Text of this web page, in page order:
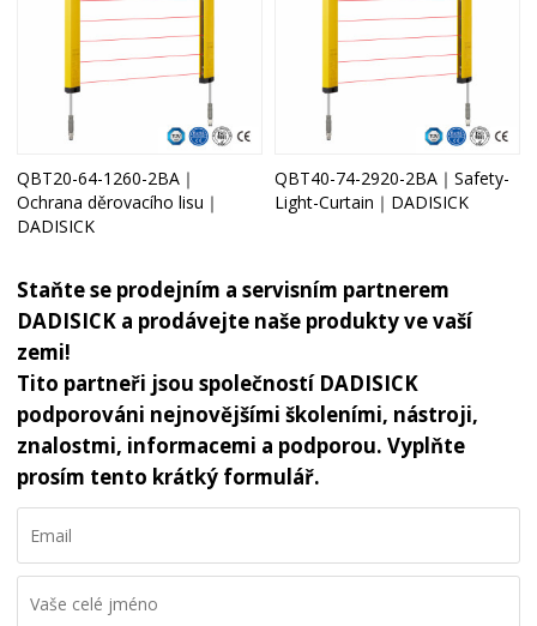
QBT20-64-1260-2BA｜
Ochrana děrovacího lisu｜
DADISICK
QBT40-74-2920-2BA｜Safety-
Light-Curtain｜DADISICK
Staňte se prodejním a servisním partnerem
DADISICK a prodávejte naše produkty ve vaší
zemi!
Tito partneři jsou společností DADISICK
podporováni nejnovějšími školeními, nástroji,
znalostmi, informacemi a podporou. Vyplňte
prosím tento krátký formulář.